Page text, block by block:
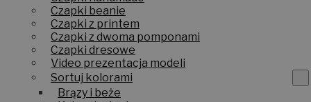
Czapki beanie
Czapki z printem
Czapki z dwoma pomponami
Czapki dresowe
Video prezentacja modeli
Sortuj kolorami
Brązy i beże